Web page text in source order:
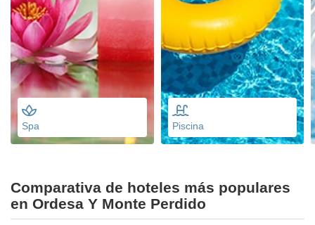
Spa Piscina
Comparativa de hoteles más populares
en Ordesa Y Monte Perdido